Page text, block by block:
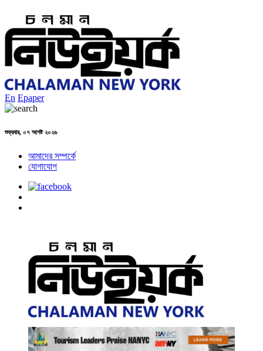
En Epaper
শুক্রবার, ০৭ আগষ্ট ২০২৬
আমাদের সম্পর্কে
যোগাযোগ